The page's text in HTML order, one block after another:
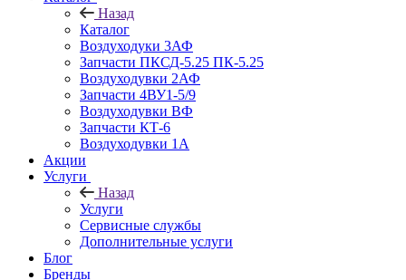
Назад
Каталог
Воздуходуки 3АФ
Запчасти ПКСД-5.25 ПК-5.25
Воздуходувки 2АФ
Запчасти 4ВУ1-5/9
Воздуходувки ВФ
Запчасти КТ-6
Воздуходувки 1А
Акции
Услуги
Назад
Услуги
Сервисные службы
Дополнительные услуги
Блог
Бренды